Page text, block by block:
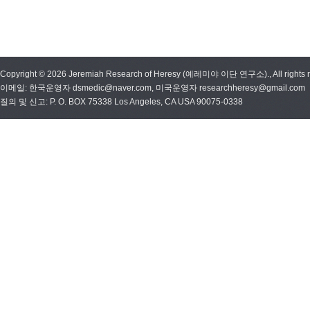
Copyright © 2026 Jeremiah Research of Heresy (예레미야 이단 연구소)., All rights
이메일: 한국운영자 dsmedic@naver.com, 미국운영자 researchheresy@gmail.com
질의 및 신고: P. O. BOX 75338 Los Angeles, CA USA 90075-0338